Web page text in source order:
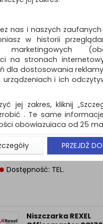
REXEL Auto+ 80X,
WYCOFYWANY Z
NA ZAMÓWIENIE PO
DOSTĘPNOŚCI…
Dostępność: TEL.
Niszczarka
REXEL Auto+ 100M
ścinki, P-5, 100
WYCOFYWANY Z
NA ZAMÓWIENIE PO
DOSTĘPNOŚCI…
Dostępność: TEL.
Niszczarka REXEL
nas i naszych
w historii
na stronach
dla dostosowania
i ich
jej zakres, kliknij
. Te same
obowiązującą od 25
umożliwić
działanie naszej
zamówienia na
o promocjach
zgoda której
PRZEJDŹ